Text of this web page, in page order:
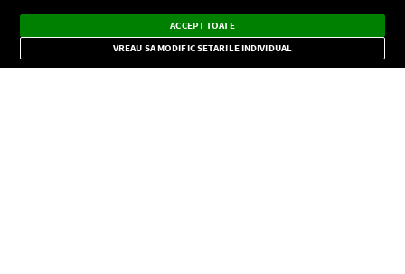
CONFIDENŢIALITATE
Dark
Mode
Radio live, podcasturi, știri și alerte
importante.
×
ACCEPT TOATE
VREAU SA MODIFIC SETARILE INDIVIDUAL